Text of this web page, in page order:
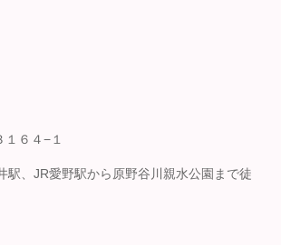
１６４−１
駅、JR愛野駅から原野谷川親水公園まで徒